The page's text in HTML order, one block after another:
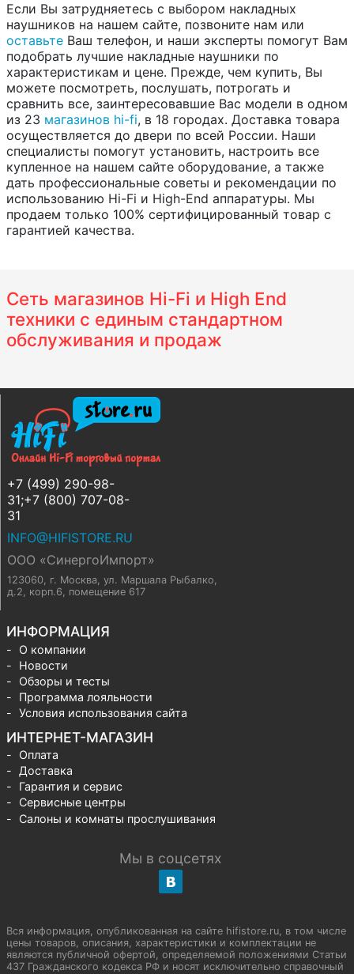
Если Вы затрудняетесь с выбором накладных
наушников на нашем сайте, позвоните нам или
оставьте Ваш телефон, и наши эксперты помогут Вам
подобрать лучшие накладные наушники по
характеристикам и цене. Прежде, чем купить, Вы
можете посмотреть, послушать, потрогать и
сравнить все, заинтересовавшие Вас модели в одном
из 23 магазинов hi-fi, в 18 городах. Доставка товара
осуществляется до двери по всей России. Наши
специалисты помогут установить, настроить все
купленное на нашем сайте оборудование, а также
дать профессиональные советы и рекомендации по
использованию Hi-Fi и High-End аппаратуры. Мы
продаем только 100% сертифицированный товар с
гарантией качества.
Сеть магазинов Hi-Fi и High End
техники с единым стандартном
обслуживания и продаж
+7 (499) 290-98-
31;+7 (800) 707-08-
31
INFO@HIFISTORE.RU
ООО «СинергоИмпорт»
123060, г. Москва, ул. Маршала Рыбалко,
д.2, корп.6, помещение 617
ИНФОРМАЦИЯ
О компании
Новости
Обзоры и тесты
Программа лояльности
Условия использования сайта
ИНТЕРНЕТ-МАГАЗИН
Оплата
Доставка
Гарантия и сервис
Сервисные центры
Салоны и комнаты прослушивания
Мы в соцсетях
Вся информация, опубликованная на сайте hifistore.ru, в том числе
цены товаров, описания, характеристики и комплектации не
являются публичной офертой, определяемой положениями Статьи
437 Гражданского кодекса РФ и носят исключительно справочный